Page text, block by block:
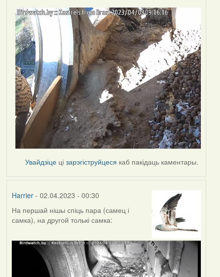
Увайдзіце цізарэгіструйцеся каб пакідаць каментары.
Harrier- 02.04.2023 - 00:30
На першай нішы спіць пара (самец і
самка), на другой толькі самка: